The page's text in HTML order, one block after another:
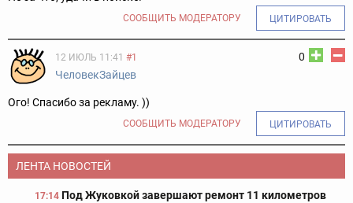
СООБЩИТЬ МОДЕРАТОРУ ЦИТИРОВАТЬ
0
12 ИЮЛЬ 11:41 #1
ЧеловекЗайцев
Ого! Спасибо за рекламу. ))
СООБЩИТЬ МОДЕРАТОРУ ЦИТИРОВАТЬ
ЛЕНТА НОВОСТЕЙ
17:14 Под Жуковкой завершают ремонт 11 километров